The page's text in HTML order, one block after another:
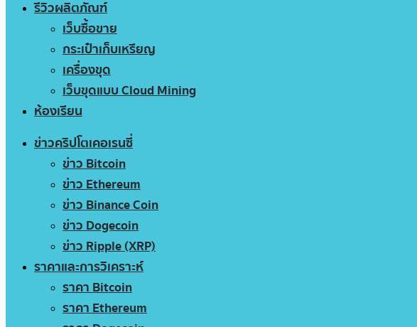
รีวิวผลิตภัณฑ์
เว็บซื้อขาย
กระเป๋าเก็บเหรียญ
เครื่องขุด
เว็บขุดแบบ Cloud Mining
ห้องเรียน
ข่าวคริปโตเคอเรนซี่
ข่าว Bitcoin
ข่าว Ethereum
ข่าว Binance Coin
ข่าว Dogecoin
ข่าว Ripple (XRP)
ราคาและการวิเคราะห์
ราคา Bitcoin
ราคา Ethereum